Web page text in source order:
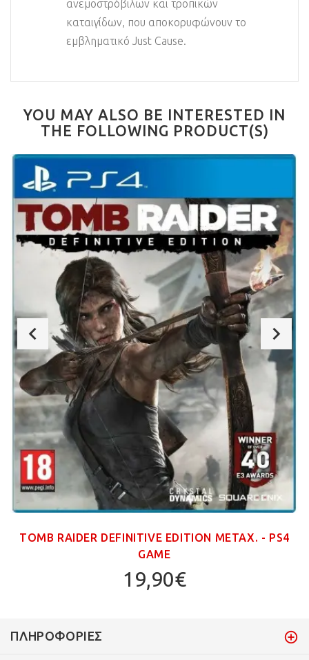
ανεμοστρόβιλων και τροπικών
καταιγίδων, που αποκορυφώνουν το
εμβληματικό Just Cause.
YOU MAY ALSO BE INTERESTED IN
THE FOLLOWING PRODUCT(S)
TOMB RAIDER DEFINITIVE EDITION ΜΕΤΑΧ. - PS4
GAME
19,90€
ΠΛΗΡΟΦΟΡΊΕΣ